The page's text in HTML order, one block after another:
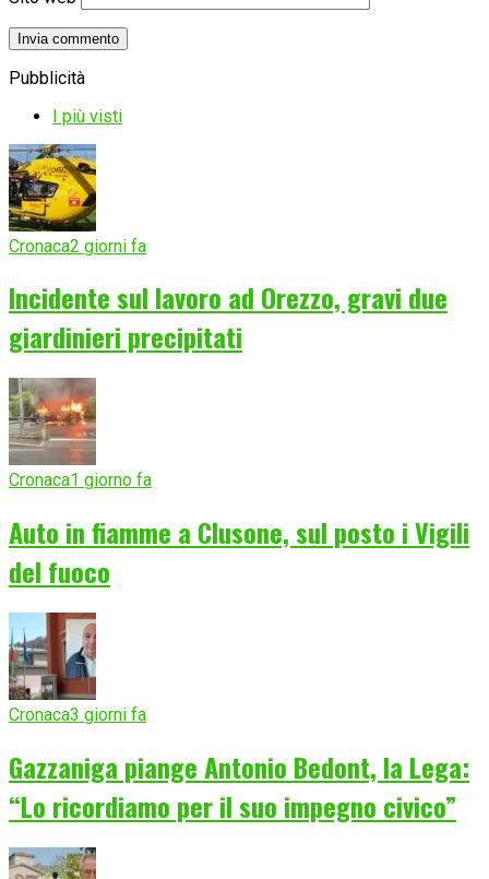
Pubblicità
I più visti
Cronaca2 giorni fa
Incidente sul lavoro ad Orezzo, gravi due
giardinieri precipitati
Cronaca1 giorno fa
Auto in fiamme a Clusone, sul posto i Vigili
del fuoco
Cronaca3 giorni fa
Gazzaniga piange Antonio Bedont, la Lega:
“Lo ricordiamo per il suo impegno civico”